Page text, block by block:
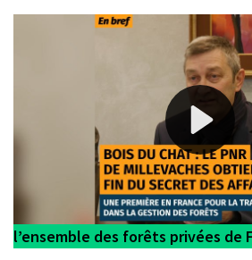
La « petite affaire » du Bois du
déborder du cadre géographique
aurait pu rester cantonnée. Cette
la commune de Tarnac en Corrèze
coupe rase, mais un collectif de
défendre avec opiniâtreté depuis
la couverture médiatique
émergé, une manifestation de la
de la coupe, l’intervention d’élus
voilà maintenant qu’elle crée un
l’ensemble des forêts privées de